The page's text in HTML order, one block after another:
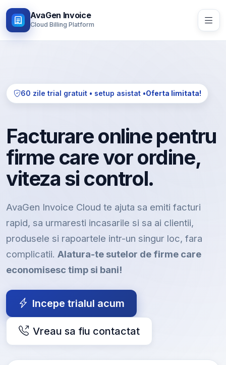
AvaGen Invoice
Cloud Billing Platform
60 zile trial gratuit • setup asistat •Oferta limitata!
Facturare online pentru
firme care vor ordine,
viteza si control.
AvaGen Invoice Cloud te ajuta sa emiti facturi
rapid, sa urmaresti incasarile si sa ai clientii,
produsele si rapoartele intr-un singur loc, fara
complicatii. Alatura-te sutelor de firme care
economisesc timp si bani!
Incepe trialul acum
Vreau sa fiu contactat